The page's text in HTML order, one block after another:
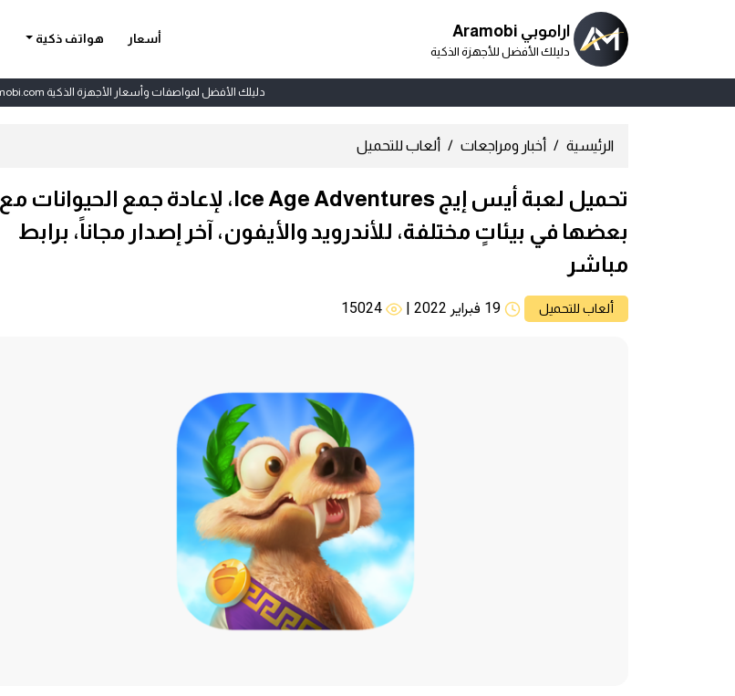
اراموبي Aramobi
دليلك الأفضل للأجهزة الذكية
أسعار هواتف ذكية
دليلك الأفضل لمواصفات وأسعار الأجهزة الذكية aramobi.com
الرئيسية أخبار ومراجعات ألعاب للتحميل
تحميل لعبة أيس إيج Ice Age Adventures، لإعادة جمع الحيوانات مع
بعضها في بيئاتٍ مختلفة، للأندرويد والأيفون، آخر إصدار مجاناً، برابط
مباشر
ألعاب للتحميل 19 فبراير 2022 |
15024